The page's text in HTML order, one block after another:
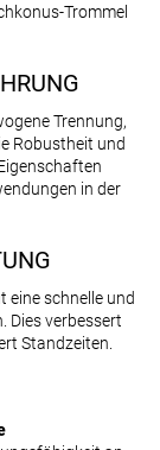
Trommel
Trennung,
Robustheit und
in der
eine schnelle und
Dies verbessert
Standzeiten.